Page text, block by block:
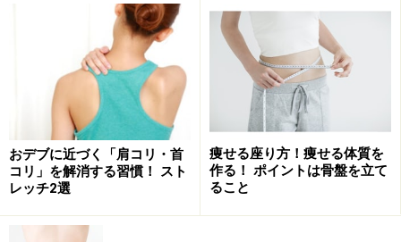
大きく伸びをして気分もリセット
30分以上同じ姿勢が続いたら、深呼吸をしながら伸びを
しましょう。
このときに胸を大きく開いて呼吸をするのがポイント。
また、深呼吸は副交感神経を活性化しリラックス効果も
ありますよ。
■バスト＆ヒップがたるむ！ 危険なトボトボうつむき歩
おデブに近づく「肩コリ・首
コリ」を解消する習慣！ スト
レッチ2選
痩せる座り方！痩せる体質を
作る！ ポイントは骨盤を立て
ること